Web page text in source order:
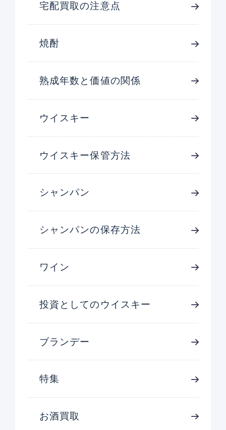
宅配買取の注意点
焼酎
熟成年数と価値の関係
ウイスキー
ウイスキー保管方法
シャンパン
シャンパンの保存方法
ワイン
投資としてのウイスキー
ブランデー
特集
お酒買取